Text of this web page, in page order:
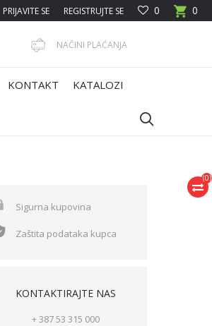
0
0
PRIJAVITE SE REGISTRUJTE SE
NAČINI PLAĆANJA
KONTAKT KATALOZI
(0)
Sigurna kupovina
Zaštita podataka kupca
KONTAKTIRAJTE NAS
+ 387 53 315 000